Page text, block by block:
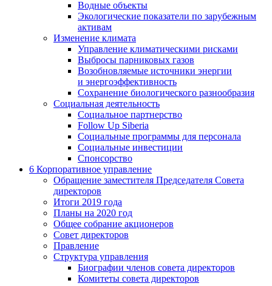
Водные объекты
Экологические показатели по зарубежным
активам
Изменение климата
Управление климатическими рисками
Выбросы парниковых газов
Возобновляемые источники энергии
и энергоэффективность
Сохранение биологического разнообразия
Социальная деятельность
Социальное партнерство
Follow Up Siberia
Социальные программы для персонала
Социальные инвестиции
Спонсорство
6 Корпоративное управление
Обращение заместителя Председателя Совета
директоров
Итоги 2019 года
Планы на 2020 год
Общее собрание акционеров
Совет директоров
Правление
Структура управления
Биографии членов совета директоров
Комитеты совета директоров